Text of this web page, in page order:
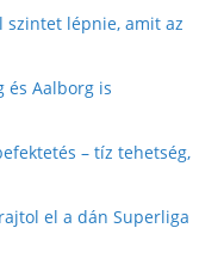
szintet lépnie, amit az
és Aalborg is
– tíz tehetség,
el a dán Superliga